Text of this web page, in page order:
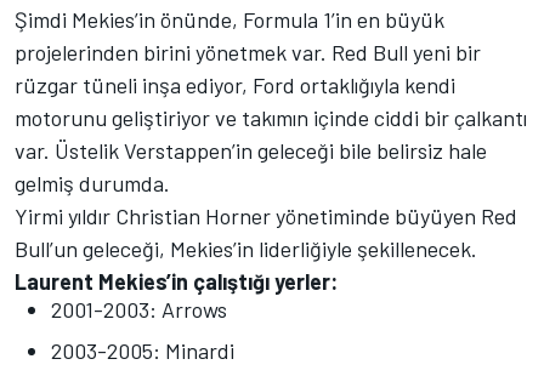
Şimdi Mekies’in önünde, Formula 1’in en büyük
projelerinden birini yönetmek var. Red Bull yeni bir
rüzgar tüneli inşa ediyor, Ford ortaklığıyla kendi
motorunu geliştiriyor ve takımın içinde ciddi bir çalkantı
var. Üstelik Verstappen’in geleceği bile belirsiz hale
gelmiş durumda.
Yirmi yıldır Christian Horner yönetiminde büyüyen Red
Bull’un geleceği, Mekies’in liderliğiyle şekillenecek.
Laurent Mekies’in çalıştığı yerler:
2001-2003: Arrows
2003-2005: Minardi